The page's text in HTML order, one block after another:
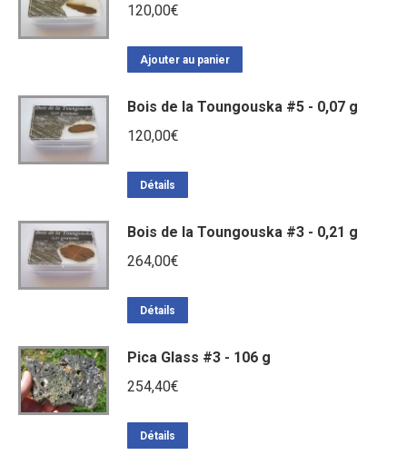
120,00€
Ajouter au panier
Bois de la Toungouska #5 - 0,07 g
120,00€
Détails
Bois de la Toungouska #3 - 0,21 g
264,00€
Détails
Pica Glass #3 - 106 g
254,40€
Détails